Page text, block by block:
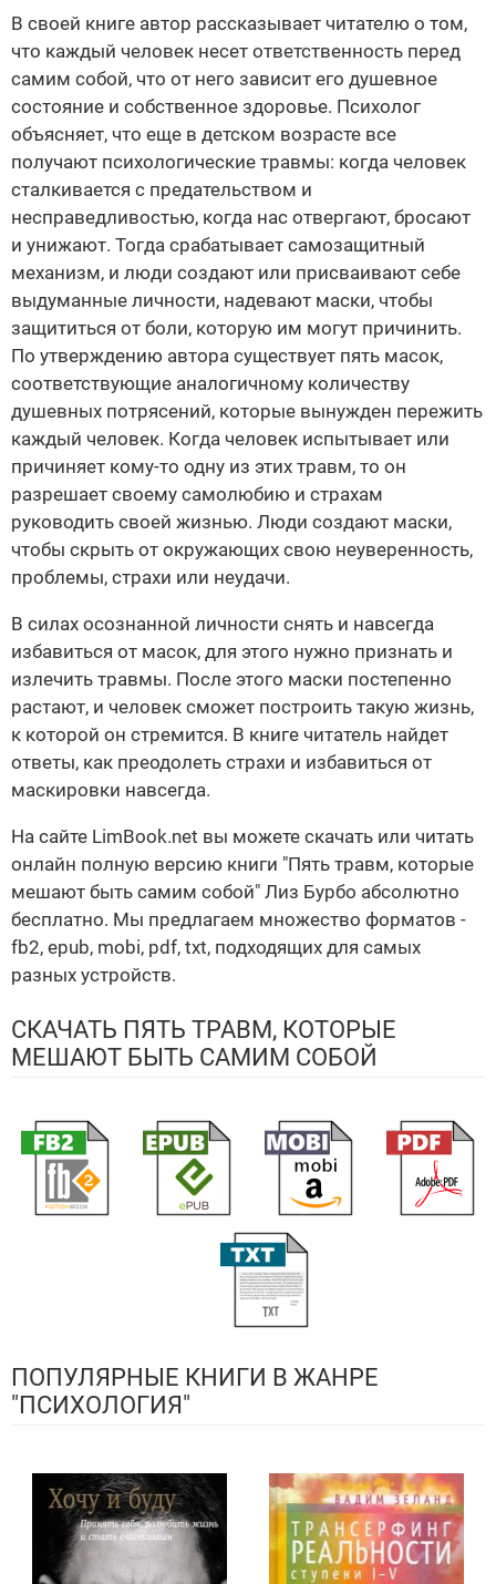
В своей книге автор рассказывает читателю о том,
что каждый человек несет ответственность перед
самим собой, что от него зависит его душевное
состояние и собственное здоровье. Психолог
объясняет, что еще в детском возрасте все
получают психологические травмы: когда человек
сталкивается с предательством и
несправедливостью, когда нас отвергают, бросают
и унижают. Тогда срабатывает самозащитный
механизм, и люди создают или присваивают себе
выдуманные личности, надевают маски, чтобы
защититься от боли, которую им могут причинить.
По утверждению автора существует пять масок,
соответствующие аналогичному количеству
душевных потрясений, которые вынужден пережить
каждый человек. Когда человек испытывает или
причиняет кому-то одну из этих травм, то он
разрешает своему самолюбию и страхам
руководить своей жизнью. Люди создают маски,
чтобы скрыть от окружающих свою неуверенность,
проблемы, страхи или неудачи.
В силах осознанной личности снять и навсегда
избавиться от масок, для этого нужно признать и
излечить травмы. После этого маски постепенно
растают, и человек сможет построить такую жизнь,
к которой он стремится. В книге читатель найдет
ответы, как преодолеть страхи и избавиться от
маскировки навсегда.
На сайте LimBook.net вы можете скачать или читать
онлайн полную версию книги "Пять травм, которые
мешают быть самим собой" Лиз Бурбо абсолютно
бесплатно. Мы предлагаем множество форматов -
fb2, epub, mobi, pdf, txt, подходящих для самых
разных устройств.
СКАЧАТЬ ПЯТЬ ТРАВМ, КОТОРЫЕ
МЕШАЮТ БЫТЬ САМИМ СОБОЙ
ПОПУЛЯРНЫЕ КНИГИ В ЖАНРЕ
"ПСИХОЛОГИЯ"